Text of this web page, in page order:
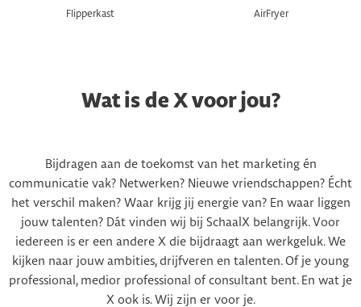
Flipperkast AirFryer
Wat is de X voor jou?
Bijdragen aan de toekomst van het marketing én
communicatie vak? Netwerken? Nieuwe vriendschappen? Écht
het verschil maken? Waar krijg jij energie van? En waar liggen
jouw talenten? Dát vinden wij bij SchaalX belangrijk. Voor
iedereen is er een andere X die bijdraagt aan werkgeluk. We
kijken naar jouw ambities, drijfveren en talenten. Of je young
professional, medior professional of consultant bent. En wat je
X ook is. Wij zijn er voor je.